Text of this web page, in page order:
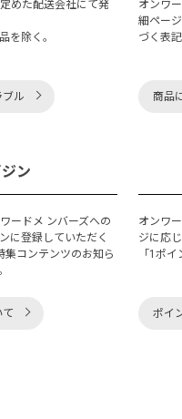
めた配送会社にて発
を除く。
ル
オンワ
細ペー
づく表
商品
ン
ードメ ンバーズへの
に登録していただく
集コンテンツのお知ら
て
オンワ
ジに応
「1ポ
ポイ